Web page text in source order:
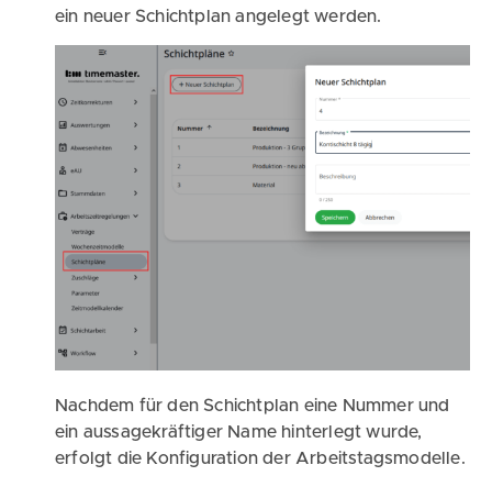
ein neuer Schichtplan angelegt werden.
Nachdem für den Schichtplan eine Nummer und
ein aussagekräftiger Name hinterlegt wurde,
erfolgt die Konfiguration der Arbeitstagsmodelle.